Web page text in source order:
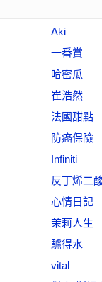
Aki
一番賞
哈密瓜
崔浩然
法國甜點
防癌保險
Infiniti
反丁烯二
心情日記
茉莉人生
驢得水
vital